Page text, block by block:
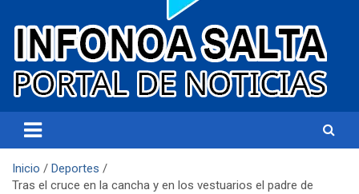
Infonoa Salta
Inicio
Deportes
Tras el cruce en la cancha y en los vestuarios el padre de